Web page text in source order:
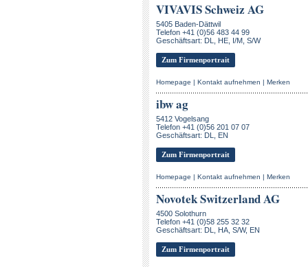
VIVAVIS Schweiz AG
5405 Baden-Dättwil
Telefon +41 (0)56 483 44 99
Geschäftsart: DL, HE, I/M, S/W
Zum Firmenportrait
Homepage | Kontakt aufnehmen | Merken
ibw ag
5412 Vogelsang
Telefon +41 (0)56 201 07 07
Geschäftsart: DL, EN
Zum Firmenportrait
Homepage | Kontakt aufnehmen | Merken
Novotek Switzerland AG
4500 Solothurn
Telefon +41 (0)58 255 32 32
Geschäftsart: DL, HA, S/W, EN
Zum Firmenportrait